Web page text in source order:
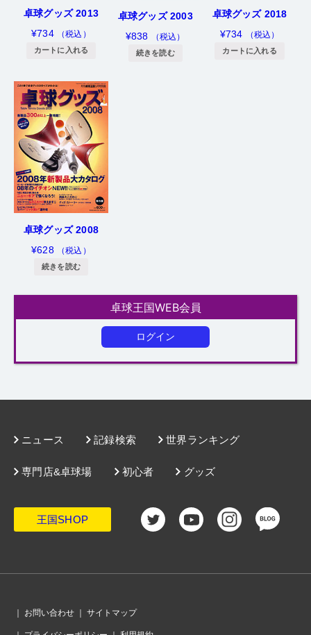
卓球グッズ 2013
¥734 （税込）
カートに入れる
卓球グッズ 2003
¥838 （税込）
続きを読む
卓球グッズ 2018
¥734 （税込）
カートに入れる
卓球グッズ 2008
¥628 （税込）
続きを読む
卓球王国WEB会員
ログイン
ニュース 記録検索 世界ランキング
グッズ
専門店&卓球場 初心者
王国SHOP
｜ お問い合わせ ｜ サイトマップ